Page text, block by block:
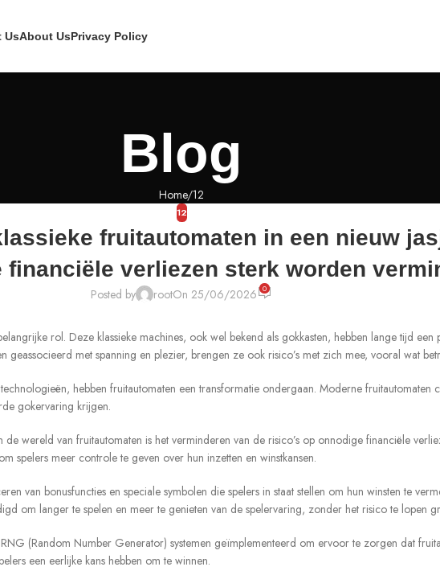
UsAbout UsPrivacy Policy
Blog
Home 12
12
fruitautomaten in een nieuw
financiële verliezen sterk worden
Posted by rootOn 25/06/2026 0
rol. Deze klassieke machines, ook wel bekend als gokkasten, hebben lange tijd een
met spanning en plezier, brengen ze ook risico’s met zich mee, vooral wat
hebben fruitautomaten een transformatie ondergaan. Moderne fruitautomaten
gokervaring krijgen.
wereld van fruitautomaten is het verminderen van de risico’s op onnodige financiële
spelers meer controle te geven over hun inzetten en winstkansen.
van bonusfuncties en speciale symbolen die spelers in staat stellen om hun winsten te
om langer te spelen en meer te genieten van de spelervaring, zonder het risico te lopen
(Random Number Generator) systemen geïmplementeerd om ervoor te zorgen dat
een eerlijke kans hebben om te winnen.